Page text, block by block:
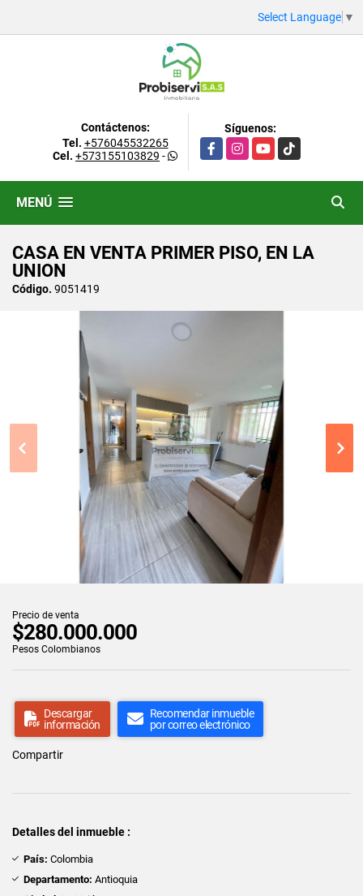
Select Language ▼
Contáctenos:
Tel. +576045532265
Cel. +573155103829 -
Síguenos:
FacebookInstagramYouTubeTikTok
MENÚ
CASA EN VENTA PRIMER PISO, EN LA
UNION
Código. 9051419
Precio de venta
$280.000.000
Pesos Colombianos
Descargar
información
Recomendar inmueble
por correo electrónico
Compartir
Detalles del inmueble :
País: Colombia
Departamento: Antioquia